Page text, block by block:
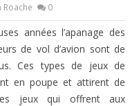
Roache 0
années l’apanage des
de vol d’avion sont de
Ces types de jeux de
en poupe et attirent de
jeux qui offrent aux